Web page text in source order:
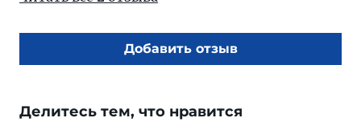
Добавить отзыв
Делитесь тем, что нравится